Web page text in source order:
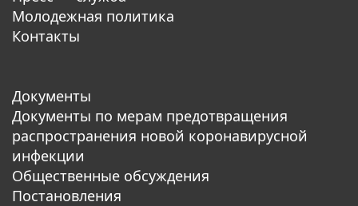
Молодежная политика
Контакты
Документы
Документы по мерам предотвращения
распространения новой коронавирусной
инфекции
Общественные обсуждения
Постановления